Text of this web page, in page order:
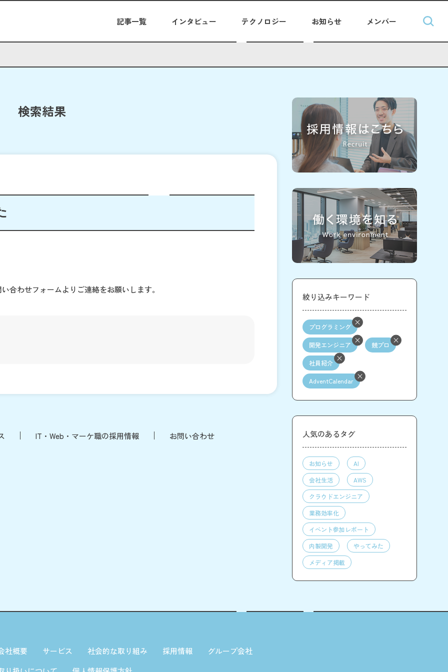
記事一覧 インタビュー テクノロジー お知らせ メンバー
検索結果
合わせフォームよりご連絡をお願いします。
IT・Web・マーケ職の採用情報 お問い合わせ
絞り込みキーワード
プログラミング
開発エンジニア 競プロ
社員紹介
AdventCalendar
人気のあるタグ
お知らせ
AI
会社生活
AWS
クラウドエンジニア
業務効率化
イベント参加レポート
内製開発
やってみた
メディア掲載
社概要 サービス 社会的な取り組み 採用情報
グループ会社